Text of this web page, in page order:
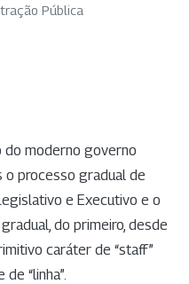
Pública
do moderno governo
processo gradual de
e Executivo e o
do primeiro, desde
caráter de “staff”
“linha”.